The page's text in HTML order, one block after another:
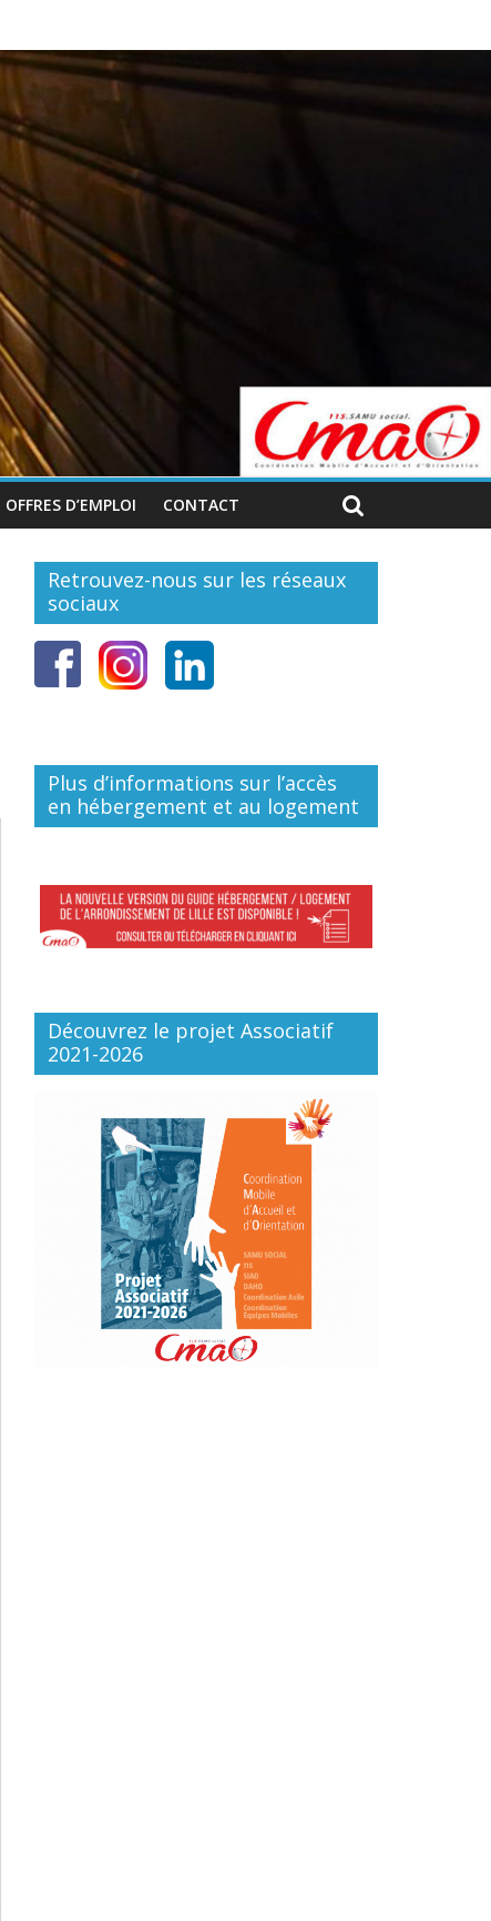
OFFRES D’EMPLOI CONTACT
Retrouvez-nous sur les réseaux
sociaux
Plus d’informations sur l’accès
en hébergement et au logement
Découvrez le projet Associatif
2021-2026